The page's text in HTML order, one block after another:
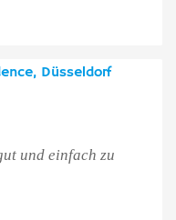
Düsseldorf
und einfach zu